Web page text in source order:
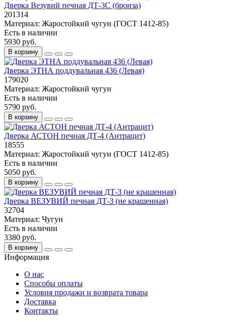
Дверка Везувий печная ДТ-3С (бронза)
201314
Материал: Жаростойкий чугун (ГОСТ 1412-85)
Есть в наличии
5930 руб.
В корзину
Дверка ЭТНА поддувальная 436 (Левая)
179020
Материал: Жаростойкий чугун
Есть в наличии
5790 руб.
В корзину
Дверка АСТОН печная ДТ-4 (Антрацит)
18555
Материал: Жаростойкий чугун (ГОСТ 1412-85)
Есть в наличии
5050 руб.
В корзину
Дверка ВЕЗУВИЙ печная ДТ-3 (не крашенная)
32704
Материал: Чугун
Есть в наличии
3380 руб.
В корзину
Информация
О нас
Способы оплаты
Условия продажи и возврата товара
Доставка
Контакты